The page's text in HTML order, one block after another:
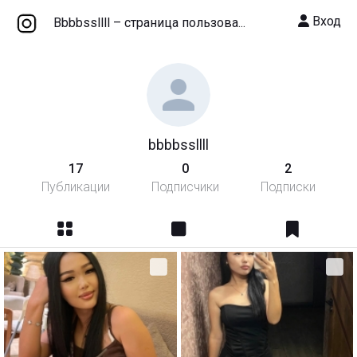
Bbbbssllll – cтраница пользова... Вход
bbbbssllll
17
Публикации
0
Подписчики
2
Подписки